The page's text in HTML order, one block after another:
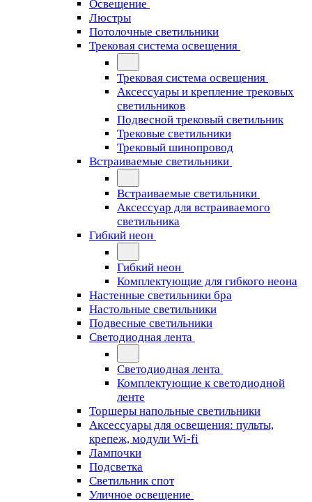
Освещение
Люстры
Потолочные светильники
Трековая система освещения
Трековая система освещения
Аксессуары и крепление трековых
светильников
Подвесной трековый светильник
Трековые светильники
Трековый шинопровод
Встраиваемые светильники
Встраиваемые светильники
Аксессуар для встраиваемого
светильника
Гибкий неон
Гибкий неон
Комплектующие для гибкого неона
Настенные светильники бра
Настольные светильники
Подвесные светильники
Светодиодная лента
Светодиодная лента
Комплектующие к светодиодной
ленте
Торшеры напольные светильники
Аксессуары для освещения: пульты,
крепеж, модули Wi-fi
Лампочки
Подсветка
Светильник спот
Уличное освещение